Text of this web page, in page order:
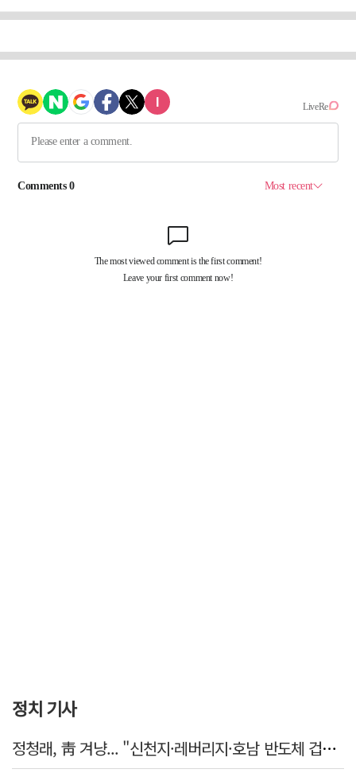
정치 기사
정청래, 靑 겨냥... "신천지·레버리지·호남 반도체 겁박 사과하라"